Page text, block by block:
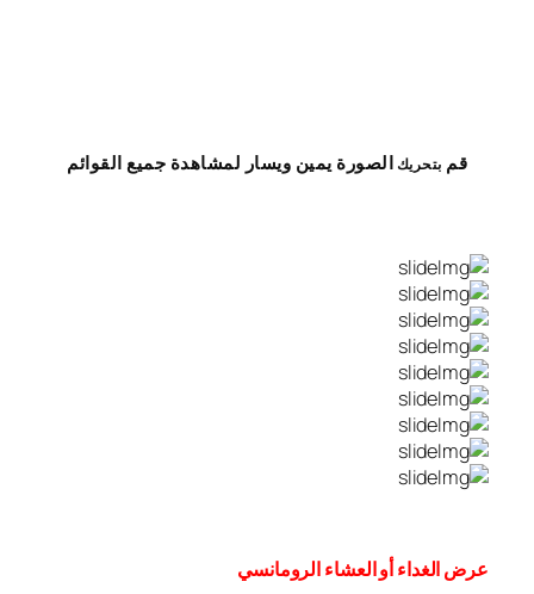
قم بتحريك الصورة يمين ويسار لمشاهدة جميع القوائم
عرض الغداء أو العشاء الرومانسي